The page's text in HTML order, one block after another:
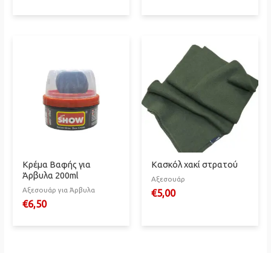
Κρέμα Βαφής για
Άρβυλα 200ml
Αξεσουάρ για Άρβυλα
€6,50
Κασκόλ χακί στρατού
Αξεσουάρ
€5,00